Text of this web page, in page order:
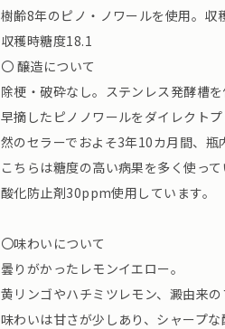
樹齢8年のピノ・ノワールを使用。収
収穫時糖度18.1
〇 醸造について
除梗・破砕なし。ステンレス発酵槽
早摘したピノノワールをダイレクト
然のセラーでおよそ3年10カ月間、瓶
こちらは糖度の高い病果を多く使っ
酸化防止剤30ppm使用しています。
〇味わいについて
曇りがかったレモンイエロー。
黄リンゴやハチミツレモン、澱由来
味わいは甘さが少しあり、シャープな